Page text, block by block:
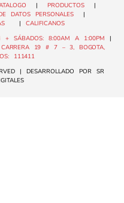
|PRODUCTOS |
DATOS PERSONALES |
| CALIFICANOS
+ SÁBADOS: 8:00AM A 1:00PM |
CARRERA 19 # 7 – 3, BOGOTA,
111411
| DESARROLLADO POR SR